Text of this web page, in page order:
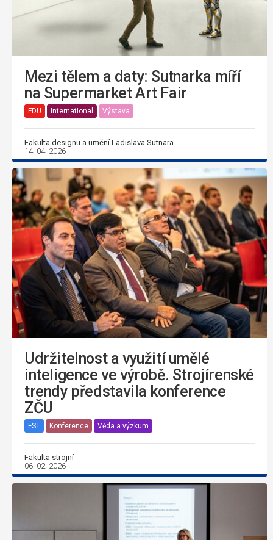
Mezi tělem a daty: Sutnarka míří
na Supermarket Art Fair
FDU International Výstava
Fakulta designu a umění Ladislava Sutnara
14. 04. 2026
Udržitelnost a využití umělé
inteligence ve výrobě. Strojírenské
trendy představila konference
ZČU
FST Konference Věda a výzkum
Fakulta strojní
06. 02. 2026